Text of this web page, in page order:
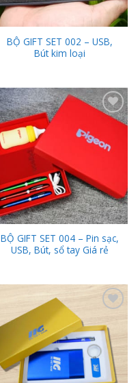
BỘ GIFT SET 002 – USB,
Bút kim loại
Add to
BỘ GIFT SET 004 – Pin sạc,
USB, Bút, sổ tay Giá rẻ
Wishlist